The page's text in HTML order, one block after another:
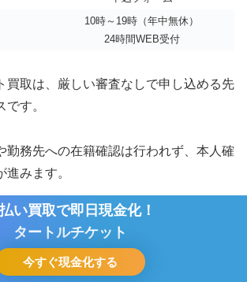
10時～19時（年中無休）
24時間WEB受付
買取は、厳しい審査なしで申し込める先
す。
勤務先への在籍確認は行われず、本人確
みます。
最大70％、郵送買取プランなら最大
、キャンセル料も一切かかりません。
い買取で即日現金化！
タートルチケット
今すぐ現金化する
ア トップ